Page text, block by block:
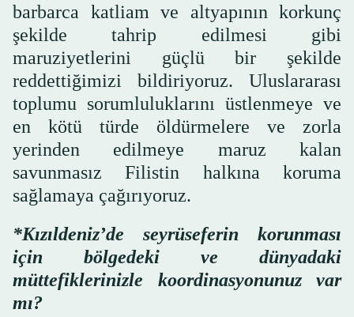
barbarca katliam ve altyapının korkunç
şekilde tahrip edilmesi gibi
maruziyetlerini güçlü bir şekilde
reddettiğimizi bildiriyoruz. Uluslararası
toplumu sorumluluklarını üstlenmeye ve
en kötü türde öldürmelere ve zorla
yerinden edilmeye maruz kalan
savunmasız Filistin halkına koruma
sağlamaya çağırıyoruz.
*Kızıldeniz’de seyrüseferin korunması
için bölgedeki ve dünyadaki
müttefiklerinizle koordinasyonunuz var
mı?